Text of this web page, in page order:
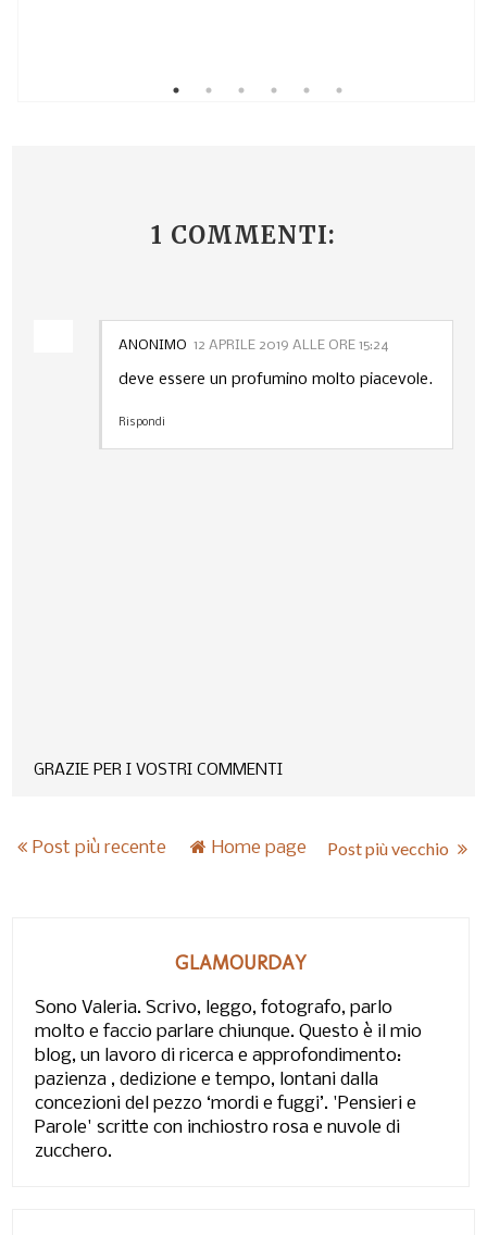
1 COMMENTI:
ANONIMO 12 APRILE 2019 ALLE ORE 15:24
deve essere un profumino molto piacevole.
Rispondi
GRAZIE PER I VOSTRI COMMENTI
Post più recente Post più vecchio
Home page
GLAMOURDAY
Sono Valeria. Scrivo, leggo, fotografo, parlo
molto e faccio parlare chiunque. Questo è il mio
blog, un lavoro di ricerca e approfondimento:
pazienza , dedizione e tempo, lontani dalla
concezioni del pezzo ‘mordi e fuggi’. 'Pensieri e
Parole' scritte con inchiostro rosa e nuvole di
zucchero.